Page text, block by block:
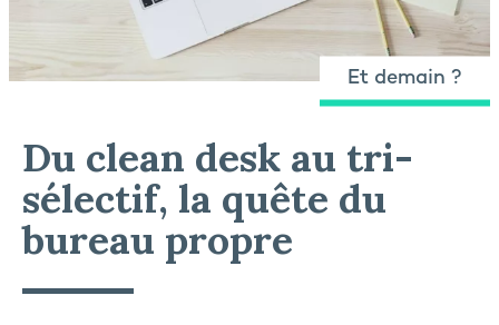
Et demain ?
Du clean desk au tri-
sélectif, la quête du
bureau propre